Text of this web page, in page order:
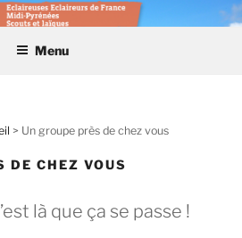
ECLAIREURS
MIDI-PYRÉNÉES
Menu
> Un groupe près de chez vous
DE CHEZ VOUS
là que ça se passe !